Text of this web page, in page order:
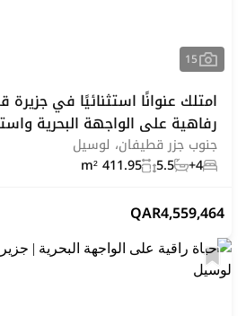
15
امتلك عنوانًا استثنائيًا في
رفاهية على الواجهة البحرية
جنوب جزر قطيفان، لوسيل
4+
5.5
411.95 m²
4,559,464
QAR